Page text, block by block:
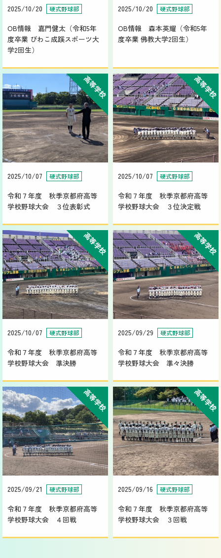
2025/10/20 硬式野球部
OB情報 嘉門健太（令和5年
度卒業 びわこ成蹊スポーツ大
学2回生）
2025/10/20 硬式野球部
OB情報 森本英耀（令和5年
度卒業 佛教大学2回生）
高等学校
2025/10/07 硬式野球部
令和７年度 秋季京都府高等
学校野球大会 ３位表彰式
高等学校
2025/10/07 硬式野球部
令和７年度 秋季京都府高等
学校野球大会 ３位決定戦
高等学校
2025/10/07 硬式野球部
令和７年度 秋季京都府高等
学校野球大会 準決勝
高等学校
2025/09/29 硬式野球部
令和７年度 秋季京都府高等
学校野球大会 準々決勝
高等学校
2025/09/21 硬式野球部
令和７年度 秋季京都府高等
学校野球大会 ４回戦
高等学校
2025/09/16 硬式野球部
令和７年度 秋季京都府高等
学校野球大会 ３回戦